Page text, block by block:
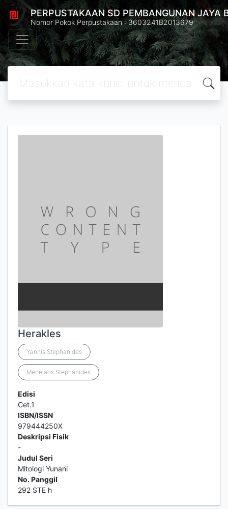
PERPUSTAKAAN SD PEMBANGUNAN JAYA
Nomor Pokok Perpustakaan : 3603241B2013679
Herakles
Yannis Stephanides
Menelaos Stephanides
Edisi
Cet.1
ISBN/ISSN
979444250X
Deskripsi Fisik
-
Judul Seri
Mitologi Yunani
No. Panggil
292 STE h